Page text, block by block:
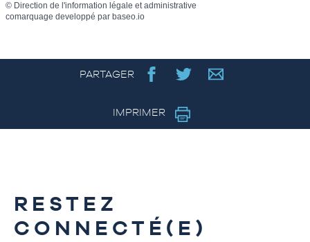
© Direction de l'information légale et administrative
comarquage developpé par baseo.io
PARTAGER
IMPRIMER
RESTEZ
CONNECTÉ(E)